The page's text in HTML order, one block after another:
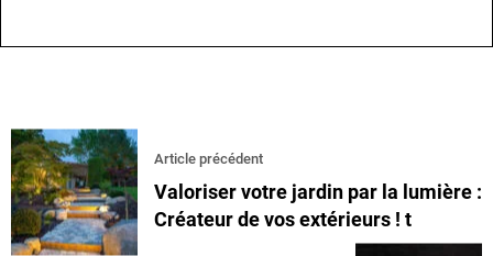
Article précédent
Valoriser votre jardin par la lumière :
Créateur de vos extérieurs ! t